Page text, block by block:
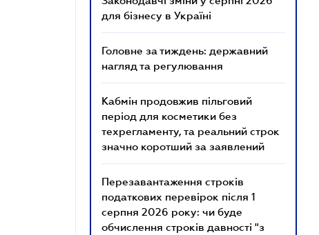
для бізнесу в Україні
Головне за тиждень: державний
нагляд та регулювання
Кабмін продовжив пільговий
період для косметики без
техрегламенту, та реальний строк
значно коротший за заявлений
Перезавантаження строків
податкових перевірок після 1
серпня 2026 року: чи буде
обчислення строків давності "з